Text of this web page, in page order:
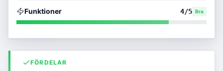
Funktioner 4/5 Bra
FÖRDELAR